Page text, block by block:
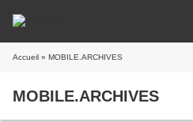
Accueil » MOBILE.ARCHIVES
MOBILE.ARCHIVES